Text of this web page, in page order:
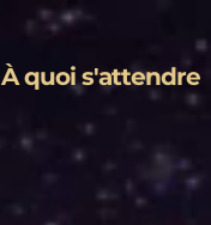
À quoi s'attendre